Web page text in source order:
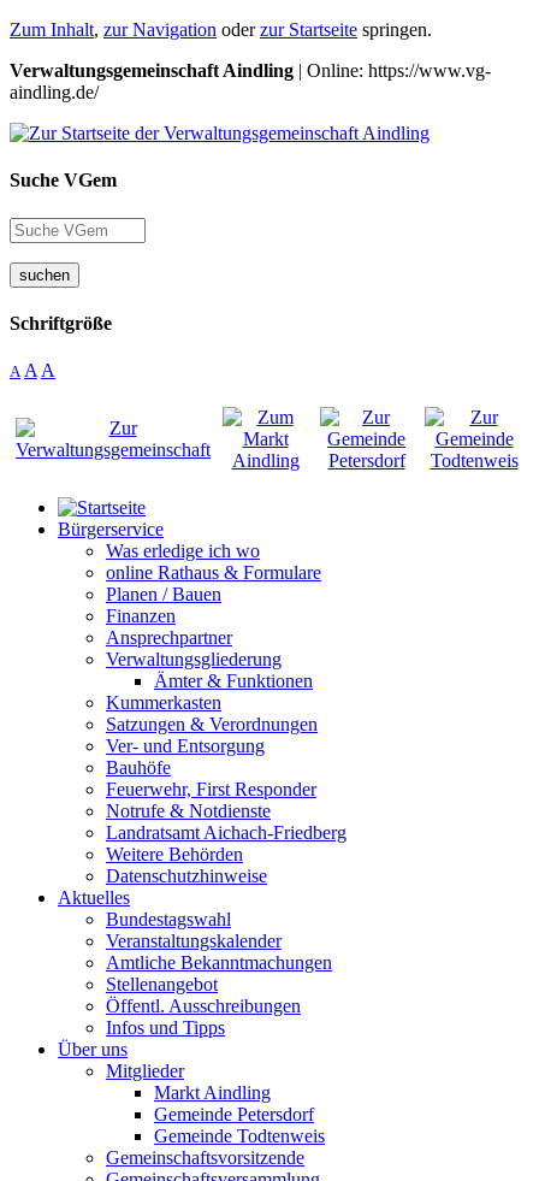
Zum Inhalt, zur Navigation oderzur Startseite springen.
Verwaltungsgemeinschaft Aindling | Online: https://www.vg-
aindling.de/
Suche VGem
suchen
Schriftgröße
A A A
Bürgerservice
Was erledige ich wo
online Rathaus & Formulare
Planen / Bauen
Finanzen
Ansprechpartner
Verwaltungsgliederung
Ämter & Funktionen
Kummerkasten
Satzungen & Verordnungen
Ver- und Entsorgung
Bauhöfe
Feuerwehr, First Responder
Notrufe & Notdienste
Landratsamt Aichach-Friedberg
Weitere Behörden
Datenschutzhinweise
Aktuelles
Bundestagswahl
Veranstaltungskalender
Amtliche Bekanntmachungen
Stellenangebot
Öffentl. Ausschreibungen
Infos und Tipps
Über uns
Mitglieder
Markt Aindling
Gemeinde Petersdorf
Gemeinde Todtenweis
Gemeinschaftsvorsitzende